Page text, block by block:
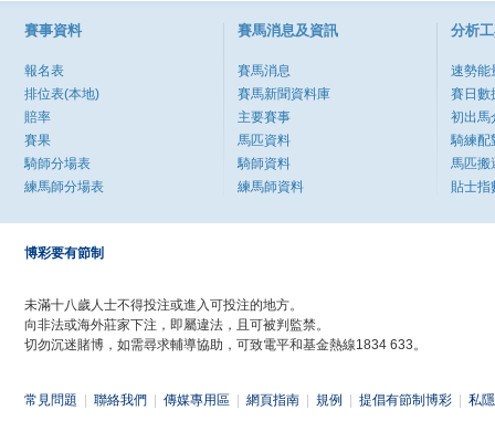
賽事資料
報名表
排位表(本地)
賠率
賽果
騎師分場表
練馬師分場表
賽馬消息及資訊
賽馬消息
賽馬新聞資料庫
主要賽事
馬匹資料
騎師資料
練馬師資料
分析
速勢能
賽日數
初出馬
騎練配
馬匹搬
貼士指
博彩要有節制
未滿十八歲人士不得投注或進入可投注的地方。
向非法或海外莊家下注，即屬違法，且可被判監禁。
切勿沉迷賭博，如需尋求輔導協助，可致電平和基金熱線1834 633。
常見問題 聯絡我們 傳媒專用區 網頁指南 規例 提倡有節制博彩 私